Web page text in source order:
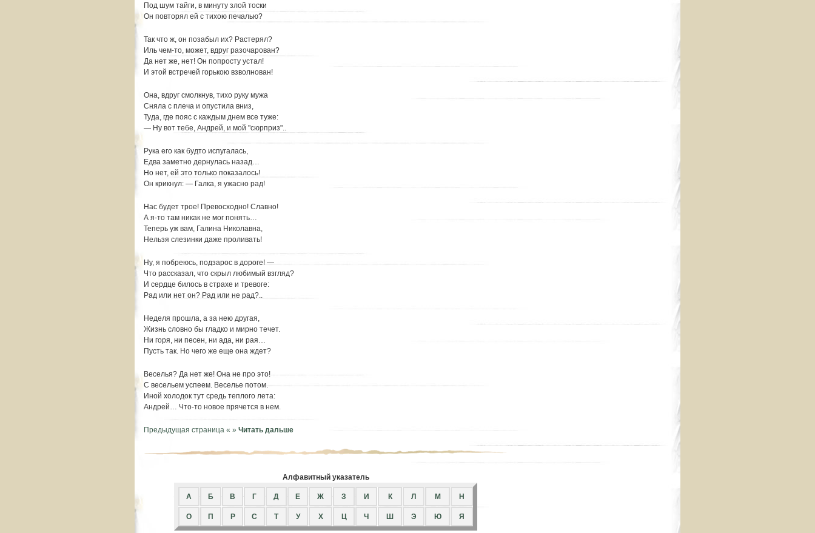
Под шум тайги, в минуту злой тоски
Он повторял ей с тихою печалью?
Так что ж, он позабыл их? Растерял?
Иль чем-то, может, вдруг разочарован?
Да нет же, нет! Он попросту устал!
И этой встречей горькою взволнован!
Она, вдруг смолкнув, тихо руку мужа
Сняла с плеча и опустила вниз,
Туда, где пояс с каждым днем все туже:
— Ну вот тебе, Андрей, и мой "сюрприз"..
Рука его как будто испугалась,
Едва заметно дернулась назад…
Но нет, ей это только показалось!
Он крикнул: — Галка, я ужасно рад!
Нас будет трое! Превосходно! Славно!
А я-то там никак не мог понять…
Теперь уж вам, Галина Николавна,
Нельзя слезинки даже проливать!
Ну, я побреюсь, подзарос в дороге! —
Что рассказал, что скрыл любимый взгляд?
И сердце билось в страхе и тревоге:
Рад или нет он? Рад или не рад?..
Неделя прошла, а за нею другая,
Жизнь словно бы гладко и мирно течет.
Ни горя, ни песен, ни ада, ни рая…
Пусть так. Но чего же еще она ждет?
Веселья? Да нет же! Она не про это!
С весельем успеем. Веселье потом.
Иной холодок тут средь теплого лета:
Андрей… Что-то новое прячется в нем.
Предыдущая страница « » Читать дальше
Алфавитный указатель
A Б В Г Д Е Ж З И К Л М Н
О П Р С Т У Х Ц Ч Ш Э Ю Я